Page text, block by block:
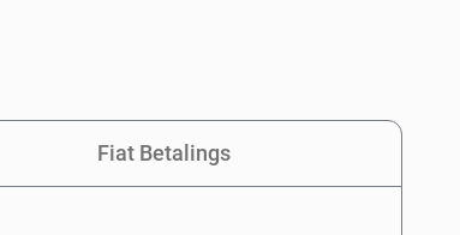
Fiat Betalings